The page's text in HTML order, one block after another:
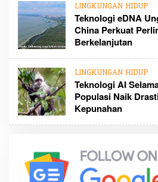
LINGKUNGAN HIDUP
Teknologi eDNA
China Perkuat
Berkelanjutan
LINGKUNGAN HIDUP
Teknologi AI
Populasi Naik
Kepunahan